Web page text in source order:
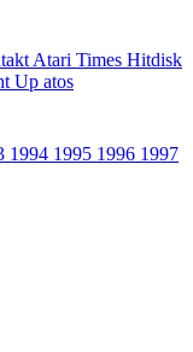
Atari Times Hitdisk
Up atos
1994 1995 1996 1997